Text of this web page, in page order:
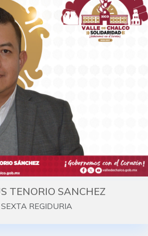
TENORIO SANCHEZ
SEXTA REGIDURIA